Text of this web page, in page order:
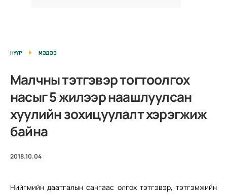
НҮҮР МЭДЭЭ
Малчны тэтгэвэр тогтоолгох
насыг 5 жилээр наашлуулсан
хуулийн зохицуулалт хэрэгжиж
байна
2018.10.04
Нийгмийн даатгалын сангаас олгох тэтгэвэр, тэтгэмжийн